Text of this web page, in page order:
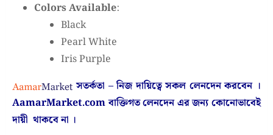
Colors Available:
Black
Pearl White
Iris Purple
সতর্কতা – নিজ দায়িত্বে সকল লেনদেন করবেন ।
AamarMarket.comবাক্তিগত লেনদেন এর জন্য কোনোভাবেই
দায়ী থাকবে না ।